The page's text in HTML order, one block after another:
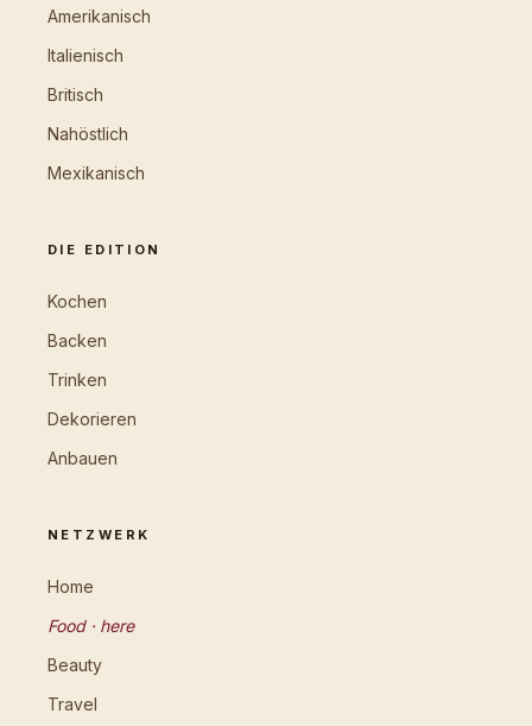
Amerikanisch
Italienisch
Britisch
Nahöstlich
Mexikanisch
DIE EDITION
Kochen
Backen
Trinken
Dekorieren
Anbauen
NETZWERK
Home
Food · here
Beauty
Travel